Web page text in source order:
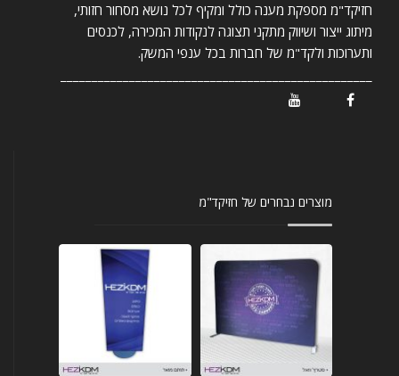
חזיקד"מ מספקת מענה כולל ומקיף לכל נושא מסחור חזותי,
מיתוג ייצור ושיווק מתקני תצוגה לנקודות המכירה, לכנסים
ותערוכות ולקד"מ של חברות בכל ענפי המשק.
מוצרים נבחרים של חזיקד"מ